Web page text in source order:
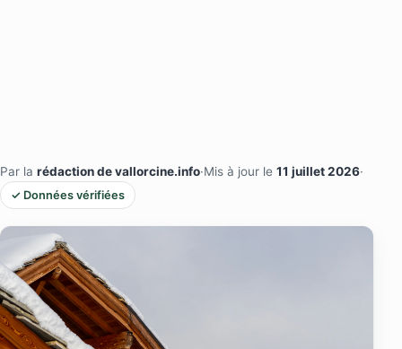
Par la rédaction de vallorcine.info·Mis à jour le 11 juillet 2026·
✓ Données vérifiées